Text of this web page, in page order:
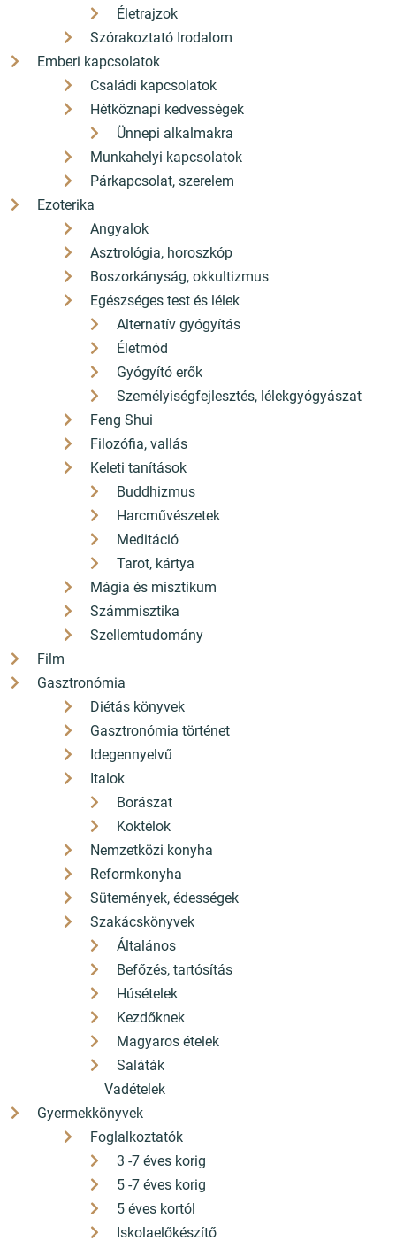
Életrajzok
Szórakoztató Irodalom
Emberi kapcsolatok
Családi kapcsolatok
Hétköznapi kedvességek
Ünnepi alkalmakra
Munkahelyi kapcsolatok
Párkapcsolat, szerelem
Ezoterika
Angyalok
Asztrológia, horoszkóp
Boszorkányság, okkultizmus
Egészséges test és lélek
Alternatív gyógyítás
Életmód
Gyógyító erők
Személyiségfejlesztés, lélekgyógyászat
Feng Shui
Filozófia, vallás
Keleti tanítások
Buddhizmus
Harcművészetek
Meditáció
Tarot, kártya
Mágia és misztikum
Számmisztika
Szellemtudomány
Film
Gasztronómia
Diétás könyvek
Gasztronómia történet
Idegennyelvű
Italok
Borászat
Koktélok
Nemzetközi konyha
Reformkonyha
Sütemények, édességek
Szakácskönyvek
Általános
Befőzés, tartósítás
Húsételek
Kezdőknek
Magyaros ételek
Saláták
Vadételek
Gyermekkönyvek
Foglalkoztatók
3 -7 éves korig
5 -7 éves korig
5 éves kortól
Iskolaelőkészítő
a német nyelv szuggesztív erejével szóló
sorokat. „A háború sötétségében a Pirkadat
név egy fénysugárt jelentett, ígéretet, a jövő
bizonyosságát adta nekünk, hitet abban, hogy
új Hajnal virrad a világra. A Pirkadat nevű
angyal üzenete sürgető és intenzív volt. Úgy
fogadtam, mint ébresztőt egy Új Életre, új
napra virradva” – mondta nekünk Gitta az
1980-as években. Az Angyal szavaiból áradó
eleven erő elsöpri az emberi gyarlóság érzetét.
„Légy félig Isten – félig föld!” Arra kér,
kapcsolódjunk össze, így alkossunk boltívet,
hidat, mely összeköti a teremtő és a teremtett
világot. Öröm és felelősség tölt el bennünket
önmagunk és az egész teremtés iránt. Hálával
és odaadással fordulunk a bennünk derengő
Hajnal felé. Olthatatlan szomjúság és alázat
nyit utat saját fény-lényünkhöz való
kapcsolódáshoz, egységünk által tud egy új
Hajnal megszületni bennünk és általunk.
Kardos Gyöngyi Margit
Kiadás éve
2026
Szerző
Mallász Gitta
Kiadó
Terjedelem
56 oldal
Súly
Megjelenés
dátuma
Szélesség
135 mm
Magasság
Kötés mód
Puha kötés
Cikkszám:
267612
Vonalkód:
9786156846433
Népszerű kiadványok